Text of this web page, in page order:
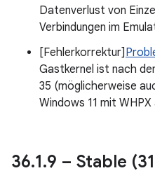
Datenverlust von
Verbindungen im
[Fehlerkorrektur]
Gastkernel ist nach
35 (möglicherweise
Windows 11 mit
36.1.9 – Stable (31